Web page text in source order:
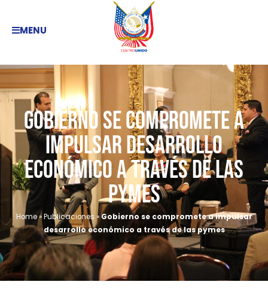
MENU
Gobierno se compromete a
impulsar desarrollo
económico a través de las
pymes
Home»Publicaciones »Gobierno se compromete a impulsar
desarrollo económico a través de las pymes